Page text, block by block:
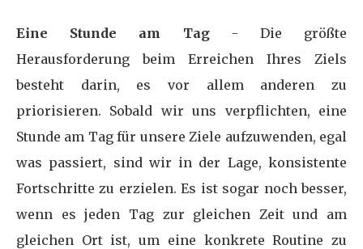
Eine Stunde am Tag- Die größte
Herausforderung beim Erreichen Ihres Ziels
besteht darin, es vor allem anderen zu
priorisieren. Sobald wir uns verpflichten, eine
Stunde am Tag für unsere Ziele aufzuwenden, egal
was passiert, sind wir in der Lage, konsistente
Fortschritte zu erzielen. Es ist sogar noch besser,
wenn es jeden Tag zur gleichen Zeit und am
gleichen Ort ist, um eine konkrete Routine zu